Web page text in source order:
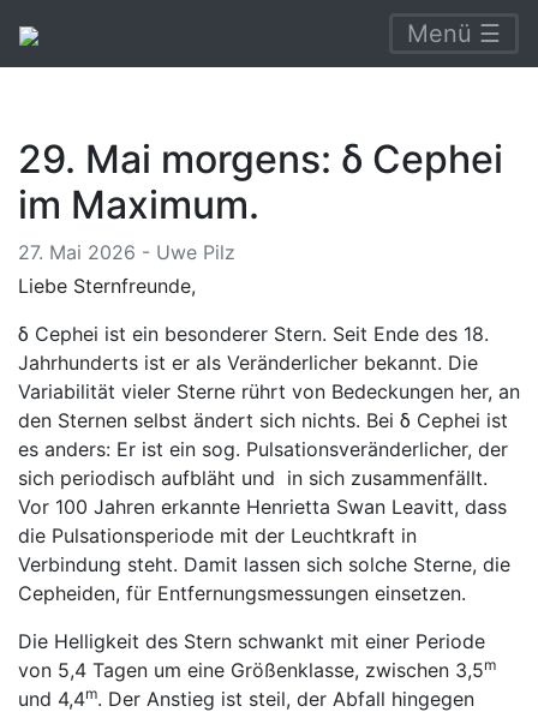
Menü ☰
29. Mai morgens: δ Cephei
im Maximum.
27. Mai 2026 - Uwe Pilz
Liebe Sternfreunde,
δ Cephei ist ein besonderer Stern. Seit Ende des 18.
Jahrhunderts ist er als Veränderlicher bekannt. Die
Variabilität vieler Sterne rührt von Bedeckungen her, an
den Sternen selbst ändert sich nichts. Bei δ Cephei ist
es anders: Er ist ein sog. Pulsationsveränderlicher, der
sich periodisch aufbläht und in sich zusammenfällt.
Vor 100 Jahren erkannte Henrietta Swan Leavitt, dass
die Pulsationsperiode mit der Leuchtkraft in
Verbindung steht. Damit lassen sich solche Sterne, die
Cepheiden, für Entfernungsmessungen einsetzen.
Die Helligkeit des Stern schwankt mit einer Periode
von 5,4 Tagen um eine Größenklasse, zwischen 3,5m
und 4,4m. Der Anstieg ist steil, der Abfall hingegen